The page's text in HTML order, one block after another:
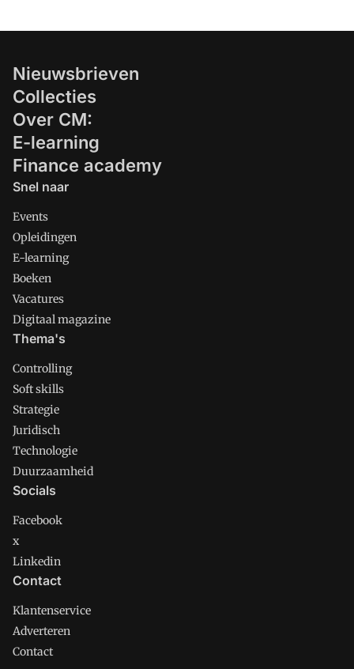
Nieuwsbrieven
Collecties
Over CM:
E-learning
Finance academy
Snel naar
Events
Opleidingen
E-learning
Boeken
Vacatures
Digitaal magazine
Thema's
Controlling
Soft skills
Strategie
Juridisch
Technologie
Duurzaamheid
Socials
Facebook
x
Linkedin
Contact
Klantenservice
Adverteren
Contact